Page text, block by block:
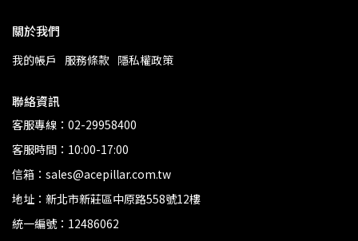
關於我們
我的帳戶 服務條款 隱私權政策
聯絡資訊
客服專線：02-29958400
客服時間：10:00-17:00
信箱：sales@acepillar.com.tw
地址：新北市新莊區中原路558號12樓
統一編號：12486062